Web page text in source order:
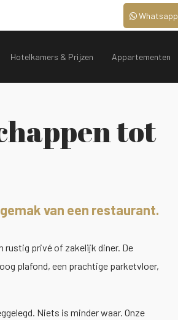
Whatsapp
Hotelkamers & Prijzen Appartementen
tot
van een restaurant.
rustig privé of zakelijk diner. De
plafond, een prachtige parketvloer,
Niets is minder waar. Onze